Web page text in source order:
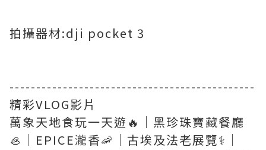
拍攝器材:dji pocket 3
----------------------------------------------
精彩VLOG影片
萬象天地食玩一天遊🔥｜黑珍珠寶藏餐廳
🦪｜EPICE瀧香🦐｜古埃及法老展覽⚕️｜